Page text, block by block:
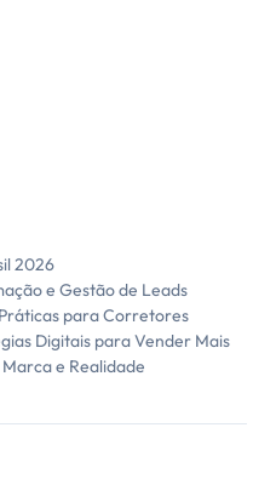
2026
e Gestão de Leads
para Corretores
Digitais para Vender Mais
e Realidade